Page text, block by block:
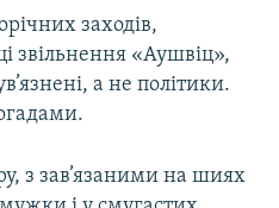
заходів,
звільнення «Аушвіц»,
а не політики.
з зав’язаними на шиях